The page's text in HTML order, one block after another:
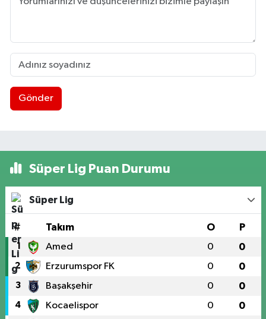
Gönder
Süper Lig Puan Durumu
Süper Lig
# Takım O P
1 Amed 0 0
2 Erzurumspor FK 0 0
3 Başakşehir 0 0
4 Kocaelispor 0 0